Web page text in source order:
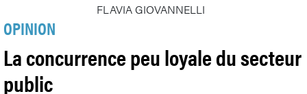
FLAVIA GIOVANNELLI
OPINION
La concurrence peu loyale du secteur
public